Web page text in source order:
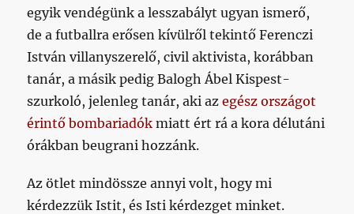
egyik vendégünk a lesszabályt ugyan ismerő,
de a futballra erősen kívülről tekintő Ferenczi
István villanyszerelő, civil aktivista, korábban
tanár, a másik pedig Balogh Ábel Kispest-
szurkoló, jelenleg tanár, aki azegész országot
érintő bombariadók miatt ért rá a kora délutáni
órákban beugrani hozzánk.
Az ötlet mindössze annyi volt, hogy mi
kérdezzük Istit, és Isti kérdezget minket.